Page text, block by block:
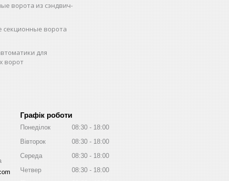
ворота из сэндвич-
секционные ворота
для
ворот
Графік роботи
Понеділок 08:30
18:00
Вівторок
08:30
18:00
Середа
08:30
18:00
Четвер
08:30
18:00